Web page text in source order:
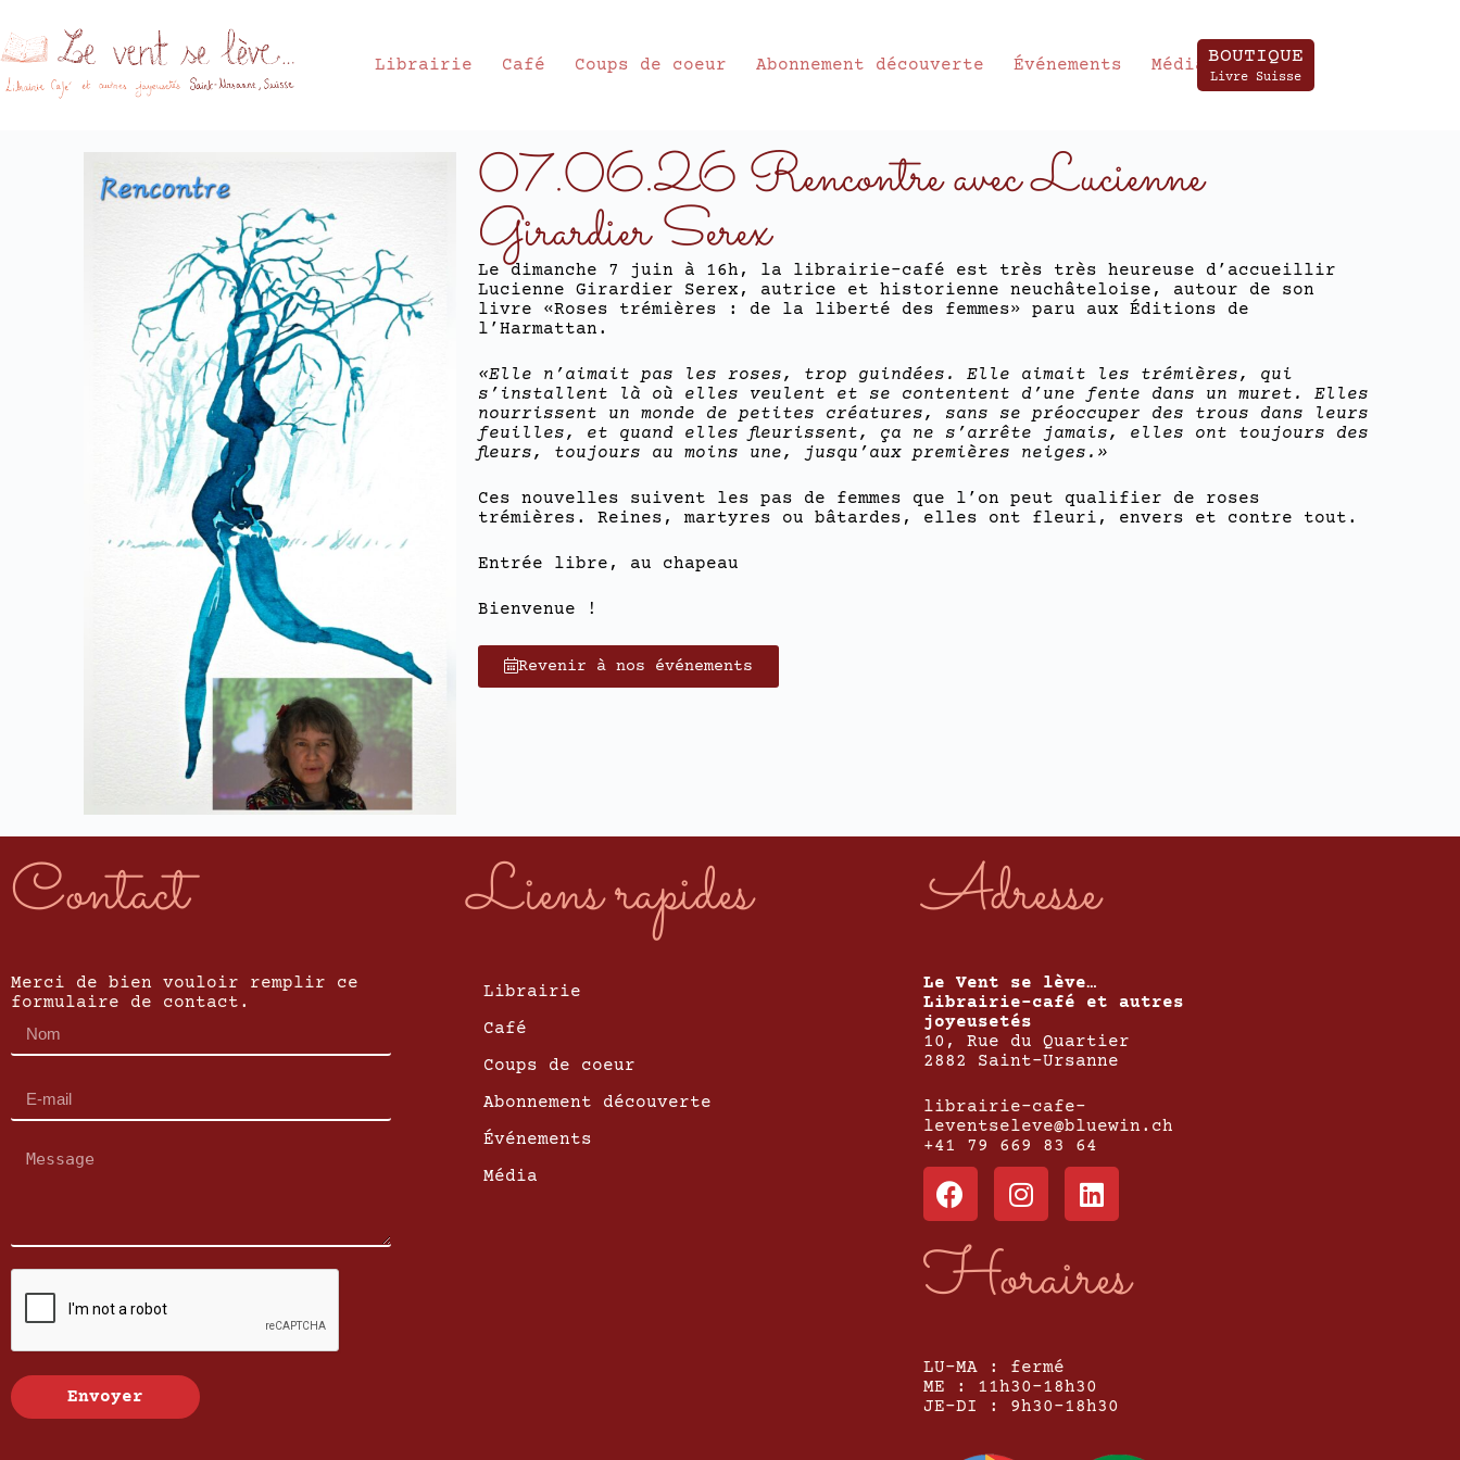
Librairie Café Coups de coeur Abonnement découverte Événements Média BOUTIQUE
Livre Suisse
07.06.26 Rencontre avec Lucienne
Girardier Serex
Le dimanche 7 juin à 16h, la librairie-café est très très heureuse d’accueillir
Lucienne Girardier Serex, autrice et historienne neuchâteloise, autour de son
livre «Roses trémières : de la liberté des femmes» paru aux Éditions de
l’Harmattan.
«Elle n’aimait pas les roses, trop guindées. Elle aimait les trémières, qui
s’installent là où elles veulent et se contentent d’une fente dans un muret. Elles
nourrissent un monde de petites créatures, sans se préoccuper des trous dans leurs
feuilles, et quand elles fleurissent, ça ne s’arrête jamais, elles ont toujours des
fleurs, toujours au moins une, jusqu’aux premières neiges.»
Ces nouvelles suivent les pas de femmes que l’on peut qualifier de roses
trémières. Reines, martyres ou bâtardes, elles ont fleuri, envers et contre tout.
Entrée libre, au chapeau
Bienvenue !
Revenir à nos événements
Contact
Merci de bien vouloir remplir ce
formulaire de contact.
Envoyer
Liens rapides
Librairie
Café
Coups de coeur
Abonnement découverte
Événements
Média
Adresse
Le Vent se lève…
Librairie-café et autres
joyeusetés
10, Rue du Quartier
2882 Saint-Ursanne
librairie-cafe-
leventseleve@bluewin.ch
+41 79 669 83 64
Horaires
LU-MA : fermé
ME : 11h30-18h30
JE-DI : 9h30-18h30